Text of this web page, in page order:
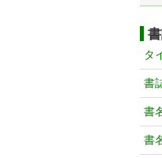
タ
書
書
書